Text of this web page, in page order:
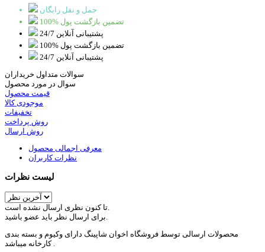
حمل و نقل رایگان
100% تضمین بازگشت پول
پشتیبانی آنلاین 24/7
100% تضمین بازگشت پول
پشتیبانی آنلاین 24/7
سوالات متداول خریداران
سوال در مورد محصول
قیمت محصول
موجودی کالا
تخفیفات
روش پرداخت
روش ارسال
معرفی اجمالی محصول
نظرات کاربران
لیست نظرات
محصولات ارسالی توسط فروشگاه اخوان شاپینگ دارای وکیوم و بسته بندی
کارخانه میباشد .